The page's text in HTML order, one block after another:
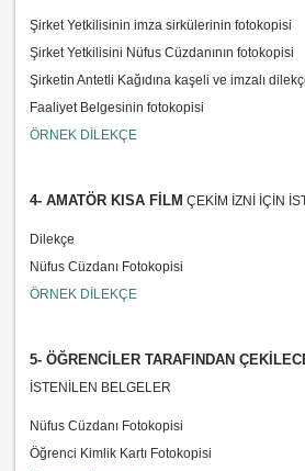
Şirket Yetkilisinin imza sirkülerinin fotokopisi
Şirket Yetkilisini Nüfus Cüzdanının fotokopisi
Şirketin Antetli Kağıdına kaşeli ve imzalı
Faaliyet Belgesinin fotokopisi
ÖRNEK DİLEKÇE
4- AMATÖR KISA FİLM ÇEKİM İZNİ İÇİN
Dilekçe
ÖRNEK DİLEKÇE
5- ÖĞRENCİLER TARAFINDAN
İSTENİLEN BELGELER
Nüfus Cüzdanı Fotokopisi